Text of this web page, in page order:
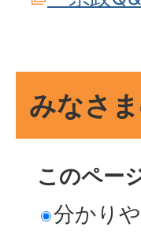
みなさ
このペー
分かり